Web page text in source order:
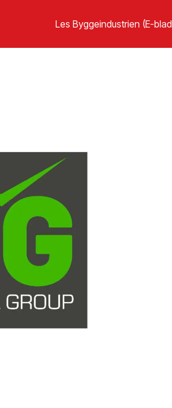
Les Byggeindustrien (E-